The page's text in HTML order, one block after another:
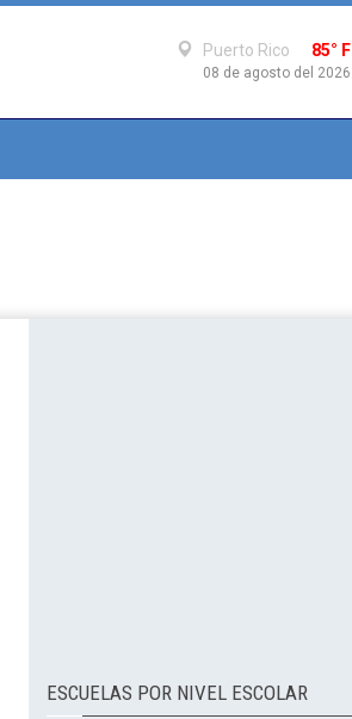
Puerto Rico 85° F
08 de agosto del 2026
ESCUELAS POR NIVEL ESCOLAR